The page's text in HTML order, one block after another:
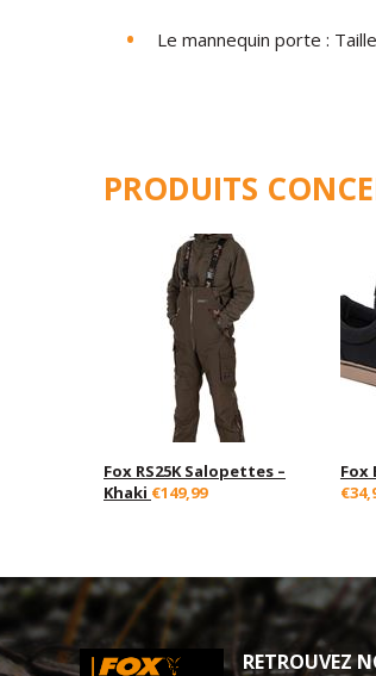
Le mannequin porte :
PRODUITS
Fox RS25K Salopettes –
Khaki €149,99
Fox
RETROUVEZ